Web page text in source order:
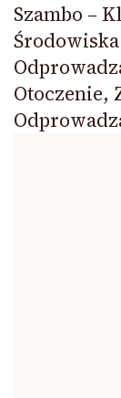
Szambo –
Otoczenie,